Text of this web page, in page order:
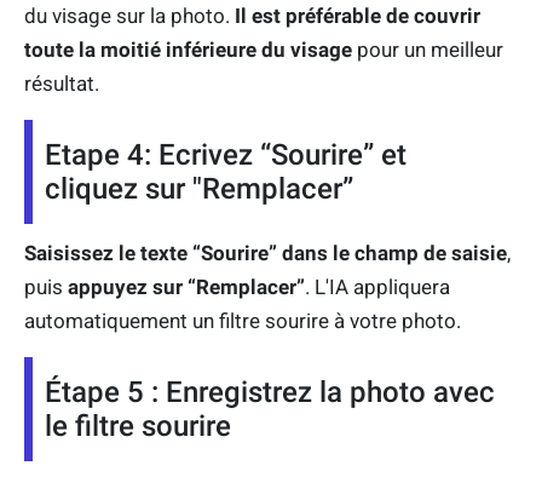
du visage sur la photo. Il est préférable de couvrir
toute la moitié inférieure du visage pour un meilleur
résultat.
Etape 4: Ecrivez “Sourire” et
cliquez sur "Remplacer”
Saisissez le texte “Sourire” dans le champ de saisie,
puis appuyez sur “Remplacer”. L'IA appliquera
automatiquement un filtre sourire à votre photo.
Étape 5 : Enregistrez la photo avec
le filtre sourire